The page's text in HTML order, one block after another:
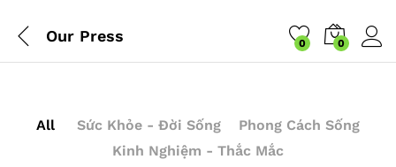
Our Press 0 0
All Sức Khỏe - Đời Sống
Phong Cách Sống
Kinh Nghiệm - Thắc Mắc